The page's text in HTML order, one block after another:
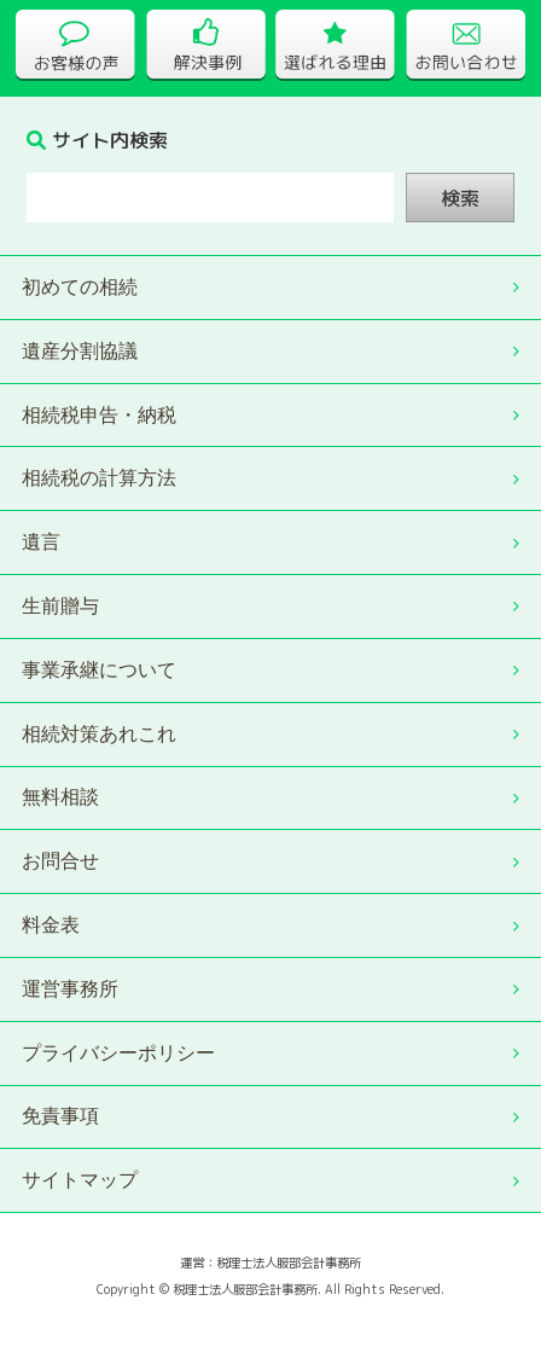
サイト内検索
検索
初めての相続
遺産分割協議
相続税申告・納税
相続税の計算方法
遺言
生前贈与
事業承継について
相続対策あれこれ
無料相談
お問合せ
料金表
運営事務所
プライバシーポリシー
免責事項
サイトマップ
運営：税理士法人服部会計事務所
Copyright © 税理士法人服部会計事務所. All Rights Reserved.